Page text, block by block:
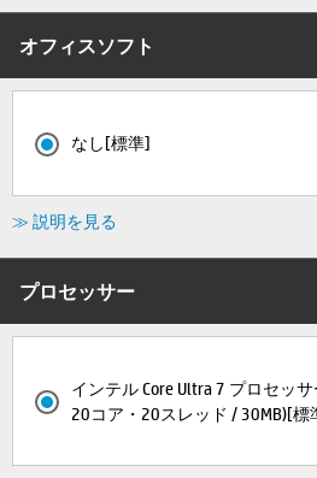
オフィスソフト
なし[標準]
≫ 説明を見る
プロセッサー
インテル Core Ultra 7 プロセッ
20コア・20スレッド / 30MB)[標